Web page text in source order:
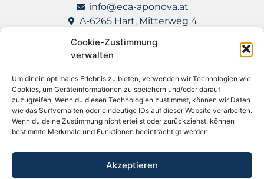
Cookie-Zustimmung
verwalten
Um dir ein optimales Erlebnis zu bieten, verwenden wir Technologien wie
Cookies, um Geräteinformationen zu speichern und/oder darauf
zuzugreifen. Wenn du diesen Technologien zustimmst, können wir Daten
wie das Surfverhalten oder eindeutige IDs auf dieser Website verarbeiten.
Wenn du deine Zustimmung nicht erteilst oder zurückziehst, können
bestimmte Merkmale und Funktionen beeinträchtigt werden.
Akzeptieren
info@eca-aponova.at
A-6265 Hart, Mitterweg 4
Impressum
Datenschutz
AGB für Lieferanten
Apotheke in meiner Nähe